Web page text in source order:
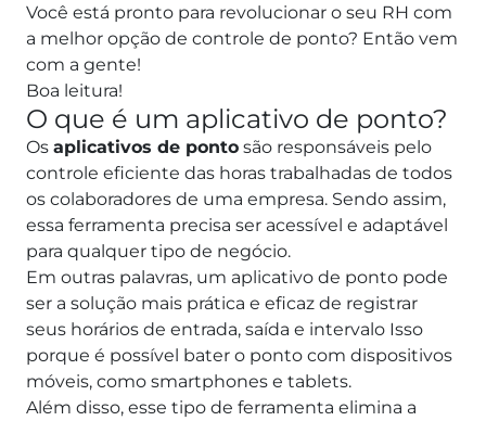
Você está pronto para revolucionar o seu RH com
a melhor opção de controle de ponto? Então vem
com a gente!
Boa leitura!
O que é um aplicativo de ponto?
Os aplicativos de ponto são responsáveis pelo
controle eficiente das horas trabalhadas de todos
os colaboradores de uma empresa. Sendo assim,
essa ferramenta precisa ser acessível e adaptável
para qualquer tipo de negócio.
Em outras palavras, um aplicativo de ponto pode
ser a solução mais prática e eficaz de registrar
seus horários de entrada, saída e intervalo Isso
porque é possível bater o ponto com dispositivos
móveis, como smartphones e tablets.
Além disso, esse tipo de ferramenta elimina a